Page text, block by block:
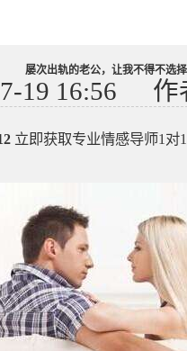
屡次出轨的老公，让我不得不选
19 16:56 作
立即获取专业情感导师1对